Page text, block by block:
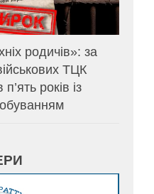
родичів»: за
ТЦК
років із